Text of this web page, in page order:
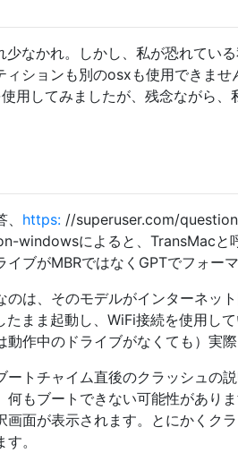
少なかれ。しかし、私が恐れてい
ィションも別のosxも使用できませ
用してみましたが、残念ながら、
https: //superuser.com/
windowsによると、TransMacと
イブがMBRではなくGPTでフォー
のは、そのモデルがインターネッ
まま起動し、WiFi接続を使用し
動作中のドライブがなくても）実
ートチャイム直後のクラッシュの
何もブートできない可能性があり
画面が表示されます。とにかくク
。